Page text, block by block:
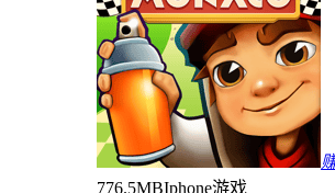
776.5MBIphone游戏